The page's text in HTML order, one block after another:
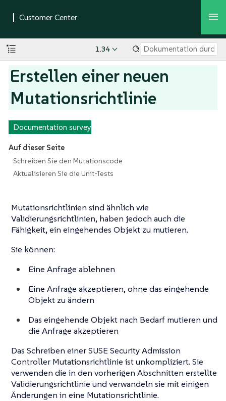
1.34
Erstellen einer neuen
Mutationsrichtlinie
Documentation survey
Auf dieser Seite
Schreiben Sie den Mutationscode
Aktualisieren Sie die Unit-Tests
Mutationsrichtlinien sind ähnlich wie
Validierungsrichtlinien, haben jedoch auch die
Fähigkeit, ein eingehendes Objekt zu mutieren.
Sie können:
Eine Anfrage ablehnen
Eine Anfrage akzeptieren, ohne das eingehende
Objekt zu ändern
Das eingehende Objekt nach Bedarf mutieren und
die Anfrage akzeptieren
Das Schreiben einer SUSE Security Admission
Controller Mutationsrichtlinie ist unkompliziert. Sie
verwenden die in den vorherigen Abschnitten erstellte
Validierungsrichtlinie und verwandeln sie mit einigen
Änderungen in eine Mutationsrichtlinie.